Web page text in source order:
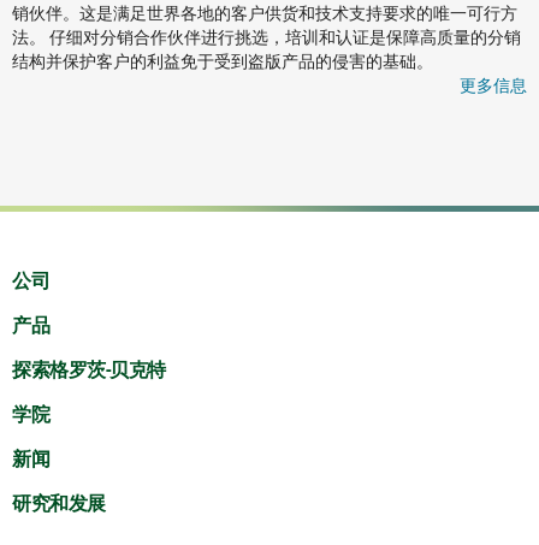
销伙伴。这是满足世界各地的客户供货和技术支持要求的唯一可行方
法。 仔细对分销合作伙伴进行挑选，培训和认证是保障高质量的分销
结构并保护客户的利益免于受到盗版产品的侵害的基础。
更多信息
公司
产品
探索格罗茨-贝克特
学院
新闻
研究和发展